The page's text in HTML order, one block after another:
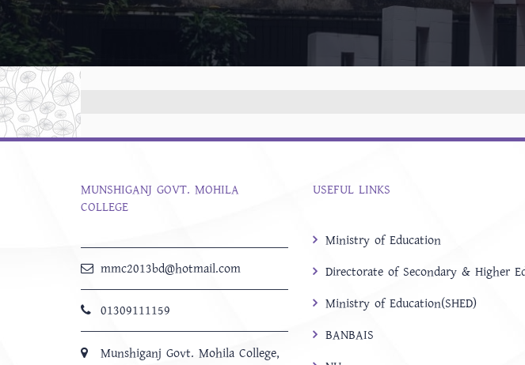
MUNSHIGANJ GOVT. MOHILA
COLLEGE
mmc2013bd@hotmail.com
01309111159
Munshiganj Govt. Mohila College,
USEFUL LINKS
Ministry of Education
Directorate of Secondary & Higher
Ministry of Education(SHED)
BANBAIS